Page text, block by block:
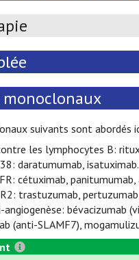
suivants sont abordés
les lymphocytes B:
daratumumab, isatuximab.
cétuximab,
trastuzumab,
bévacizumab
(anti-SLAMF7),